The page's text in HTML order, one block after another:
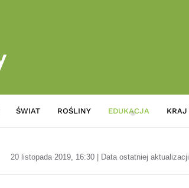
ŚWIAT ROŚLINY EDUKACJA KRAJ
20 listopada 2019, 16:30 | Data ostatniej aktualizacji